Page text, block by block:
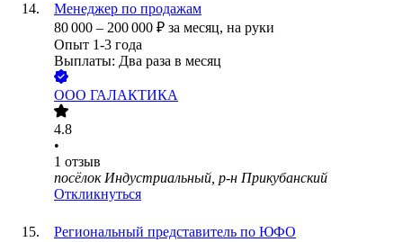
Менеджер по продажам
80 000 – 200 000 ₽ за месяц, на руки
Опыт 1-3 года
Выплаты: Два раза в месяц
ООО ГАЛАКТИКА
4.8
•
1 отзыв
посёлок Индустриальный, р-н Прикубанский
Откликнуться
Региональный представитель по ЮФО